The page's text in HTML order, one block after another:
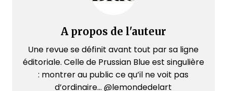
A propos de l'auteur
Une revue se définit avant tout par sa ligne
éditoriale. Celle de Prussian Blue est singulière
: montrer au public ce qu’il ne voit pas
d’ordinaire... @lemondedelart